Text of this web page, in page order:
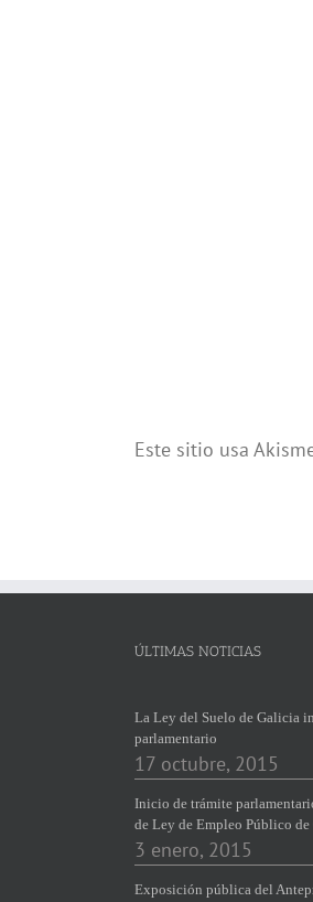
Este sitio usa
ÚLTIMAS NOTICIAS
La Ley del Suelo de Galicia
parlamentario
17 octubre, 2015
Inicio de trámite
de Ley de Empleo Público
3 enero, 2015
Exposición pública del